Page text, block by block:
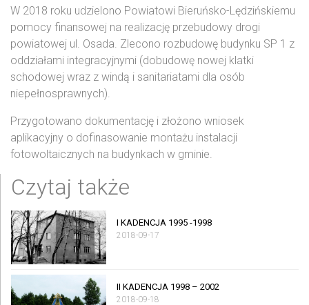
W 2018 roku udzielono Powiatowi Bieruńsko-Lędzińskiemu
pomocy finansowej na realizację przebudowy drogi
powiatowej ul. Osada. Zlecono rozbudowę budynku SP 1 z
oddziałami integracyjnymi (dobudowę nowej klatki
schodowej wraz z windą i sanitariatami dla osób
niepełnosprawnych).
Przygotowano dokumentację i złożono wniosek
aplikacyjny o dofinasowanie montażu instalacji
fotowoltaicznych na budynkach w gminie.
Czytaj także
I KADENCJA 1995 -1998
2018-09-17
II KADENCJA 1998 – 2002
2018-09-18